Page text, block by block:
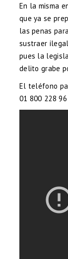
En la misma
que ya se
las penas
sustraer
pues la
delito grabe
El teléfono
01 800 228 96